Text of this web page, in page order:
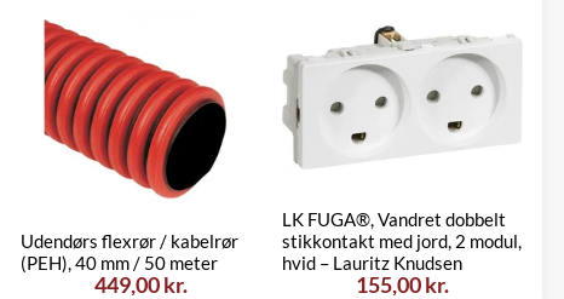
Udendørs flexrør / kabelrør
(PEH), 40 mm / 50 meter
449,00 kr.
LK FUGA®, Vandret dobbelt
stikkontakt med jord, 2 modul,
hvid – Lauritz Knudsen
155,00 kr.